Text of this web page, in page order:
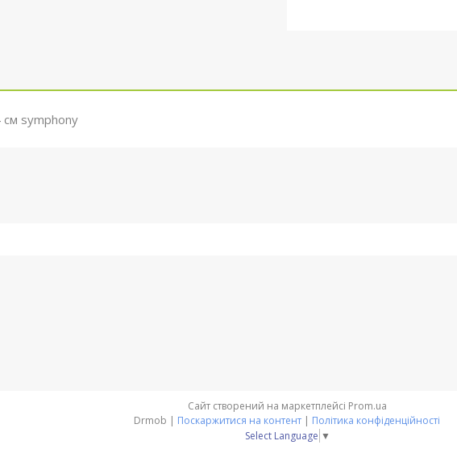
см symphony
Сайт створений на маркетплейсі Prom.ua
Поскаржитися на контент
Політика конфіденційності
Select Language ▼